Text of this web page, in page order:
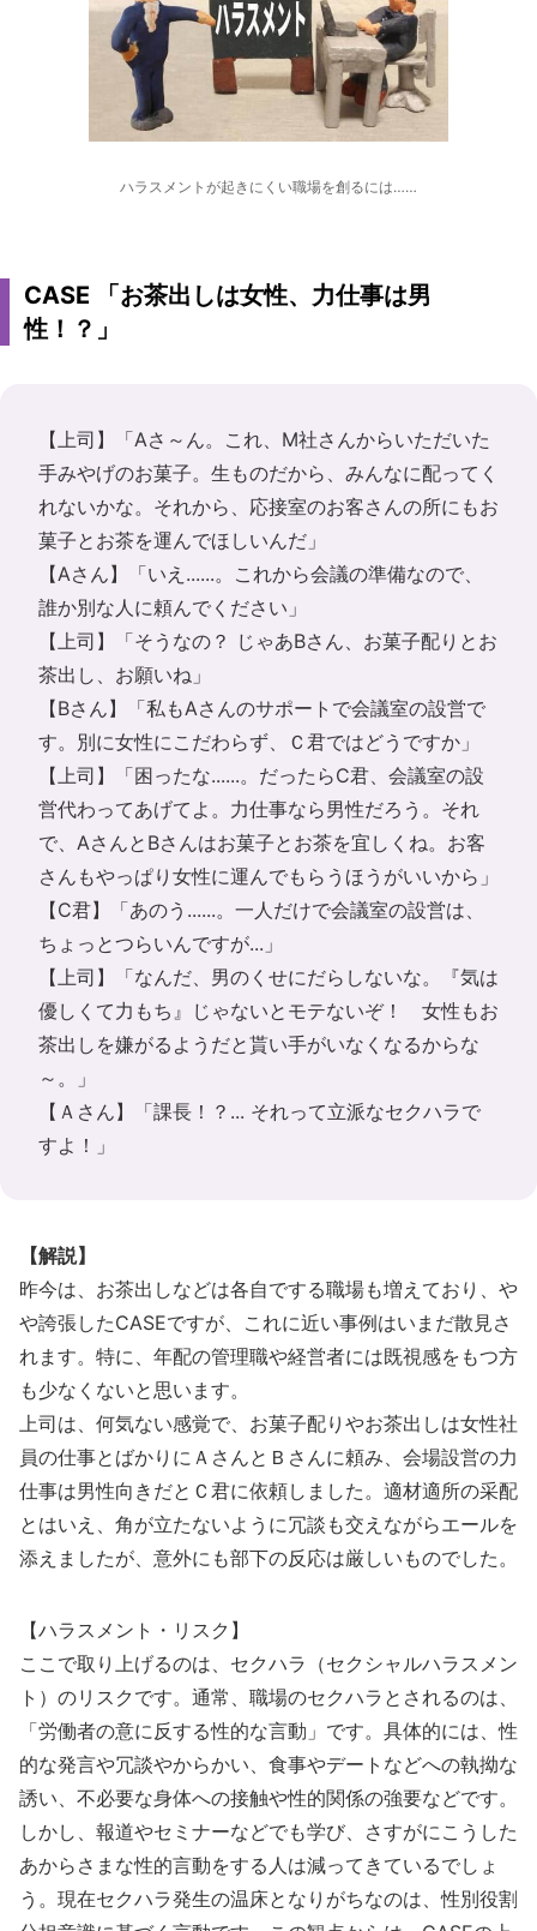
ハラスメントが起きにくい職場を創るには……
CASE 「お茶出しは女性、力仕事は男
性！？」
【上司】「Aさ～ん。これ、M社さんからいただいた
手みやげのお菓子。生ものだから、みんなに配ってく
れないかな。それから、応接室のお客さんの所にもお
菓子とお茶を運んでほしいんだ」
【Aさん】「いえ......。これから会議の準備なので、
誰か別な人に頼んでください」
【上司】「そうなの？ じゃあBさん、お菓子配りとお
茶出し、お願いね」
【Bさん】「私もAさんのサポートで会議室の設営で
す。別に女性にこだわらず、Ｃ君ではどうですか」
【上司】「困ったな......。だったらC君、会議室の設
営代わってあげてよ。力仕事なら男性だろう。それ
で、AさんとBさんはお菓子とお茶を宜しくね。お客
さんもやっぱり女性に運んでもらうほうがいいから」
【C君】「あのう......。一人だけで会議室の設営は、
ちょっとつらいんですが...」
【上司】「なんだ、男のくせにだらしないな。『気は
優しくて力もち』じゃないとモテないぞ！ 女性もお
茶出しを嫌がるようだと貰い手がいなくなるからな
～。」
【Ａさん】「課長！？... それって立派なセクハラで
すよ！」
【解説】
昨今は、お茶出しなどは各自でする職場も増えており、や
や誇張したCASEですが、これに近い事例はいまだ散見さ
れます。特に、年配の管理職や経営者には既視感をもつ方
も少なくないと思います。
上司は、何気ない感覚で、お菓子配りやお茶出しは女性社
員の仕事とばかりにＡさんとＢさんに頼み、会場設営の力
仕事は男性向きだとＣ君に依頼しました。適材適所の采配
とはいえ、角が立たないように冗談も交えながらエールを
添えましたが、意外にも部下の反応は厳しいものでした。
【ハラスメント・リスク】
ここで取り上げるのは、セクハラ（セクシャルハラスメン
ト）のリスクです。通常、職場のセクハラとされるのは、
「労働者の意に反する性的な言動」です。具体的には、性
的な発言や冗談やからかい、食事やデートなどへの執拗な
誘い、不必要な身体への接触や性的関係の強要などです。
しかし、報道やセミナーなどでも学び、さすがにこうした
あからさまな性的言動をする人は減ってきているでしょ
う。現在セクハラ発生の温床となりがちなのは、性別役割